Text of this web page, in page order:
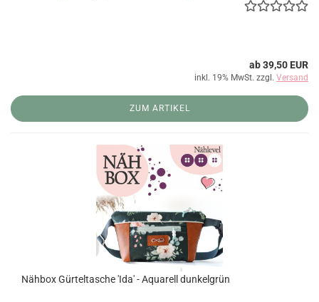
ab 39,50 EUR
inkl. 19% MwSt. zzgl. Versand
ZUM ARTIKEL
Nähbox Gürteltasche 'Ida' - Aquarell dunkelgrün